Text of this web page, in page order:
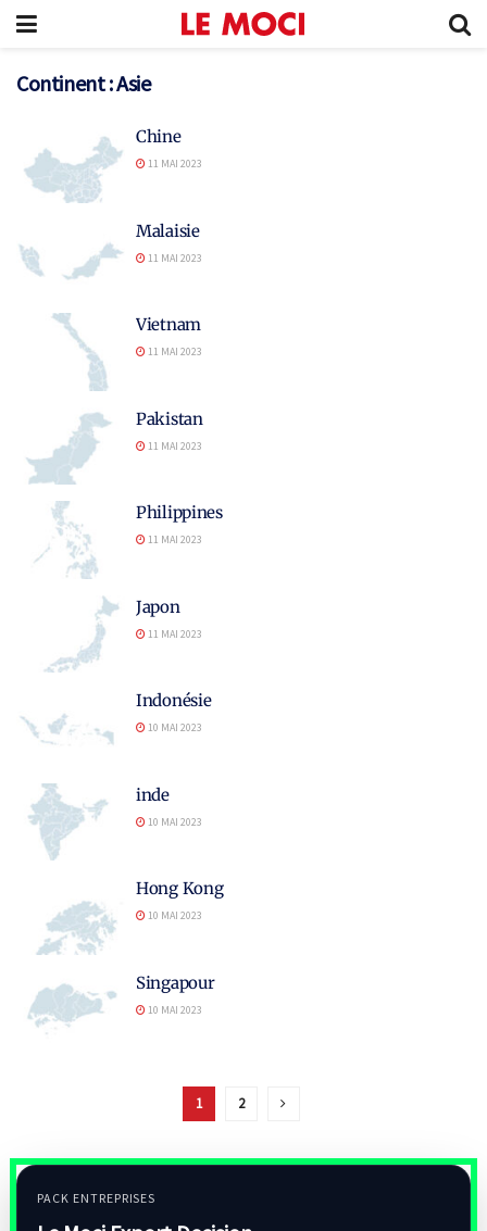
Continent :Asie
Chine
11 MAI 2023
Malaisie
11 MAI 2023
Vietnam
11 MAI 2023
Pakistan
11 MAI 2023
Philippines
11 MAI 2023
Japon
11 MAI 2023
Indonésie
10 MAI 2023
inde
10 MAI 2023
Hong Kong
10 MAI 2023
Singapour
10 MAI 2023
1 2
PACK ENTREPRISES